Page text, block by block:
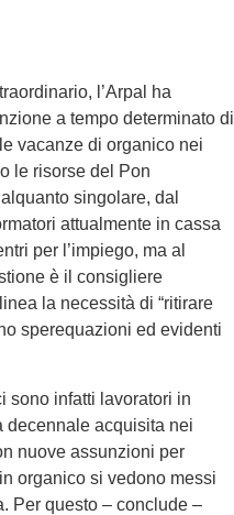
l’Arpal ha
a tempo determinato di
vacanze di organico nei
le risorse del Pon
singolare, dal
attualmente in cassa
per l’impiego, ma al
è il consigliere
la necessità di “ritirare
sperequazioni ed evidenti
sono infatti lavoratori in
decennale acquisita nei
nuove assunzioni per
organico si vedono messi
Per questo – conclude –